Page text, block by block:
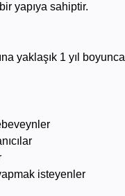
yapıya sahiptir.
yaklaşık 1 yıl
isteyenler